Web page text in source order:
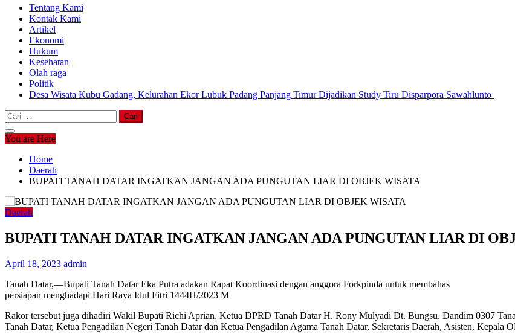
Tentang Kami
Kontak Kami
Artikel
Ekonomi
Hukum
Kesehatan
Olah raga
Politik
Desa Wisata Kubu Gadang, Kelurahan Ekor Lubuk Padang Panjang Timur Dijadikan Study Tiru Disparpora Sawahlunto
Cari
untuk:
You are Here
Home
Daerah
BUPATI TANAH DATAR INGATKAN JANGAN ADA PUNGUTAN LIAR DI OBJEK WISATA
Daerah
BUPATI TANAH DATAR INGATKAN JANGAN ADA PUNGUTAN LIAR DI
April 18, 2023 admin
Tanah Datar,—Bupati Tanah Datar Eka Putra adakan Rapat Koordinasi dengan anggora Forkpinda untuk membahas
persiapan menghadapi Hari Raya Idul Fitri 1444H/2023 M
Rakor tersebut juga dihadiri Wakil Bupati Richi Aprian, Ketua DPRD Tanah Datar H. Rony Mulyadi Dt. Bungsu, Dandim 0307
Tanah Datar, Ketua Pengadilan Negeri Tanah Datar dan Ketua Pengadilan Agama Tanah Datar, Sekretaris Daerah, Asisten, Kepala